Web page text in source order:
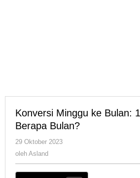
Konversi Minggu ke Bulan:
Berapa Bulan?
29 Oktober 2023
oleh Asland